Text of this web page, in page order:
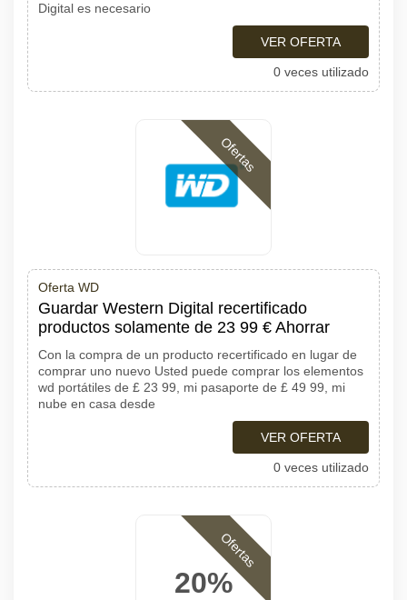
Digital es necesario
VER OFERTA
0 veces utilizado
Ofertas
Oferta WD
Guardar Western Digital recertificado
productos solamente de 23 99 € Ahorrar
Con la compra de un producto recertificado en lugar de
comprar uno nuevo Usted puede comprar los elementos
wd portátiles de £ 23 99, mi pasaporte de £ 49 99, mi
nube en casa desde
VER OFERTA
0 veces utilizado
20%
Ofertas